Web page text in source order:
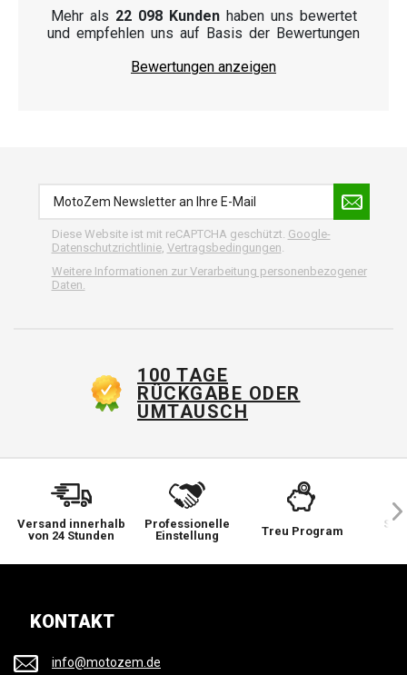
Mehr als 22 098 Kundenhaben uns bewertet
und empfehlen uns auf Basis der Bewertungen
Bewertungen anzeigen
Diese Website ist mit reCAPTCHA geschützt. Google-
Datenschutzrichtlinie, Vertragsbedingungen
Weitere Informationen zur Verarbeitung personenbezogener
Daten.
100 TAGE
RÜCKGABE ODER
UMTAUSCH
Versand innerhalb
von 24 Stunden
Professionelle
Einstellung
Treu Program
Sie
KONTAKT
info@motozem.de